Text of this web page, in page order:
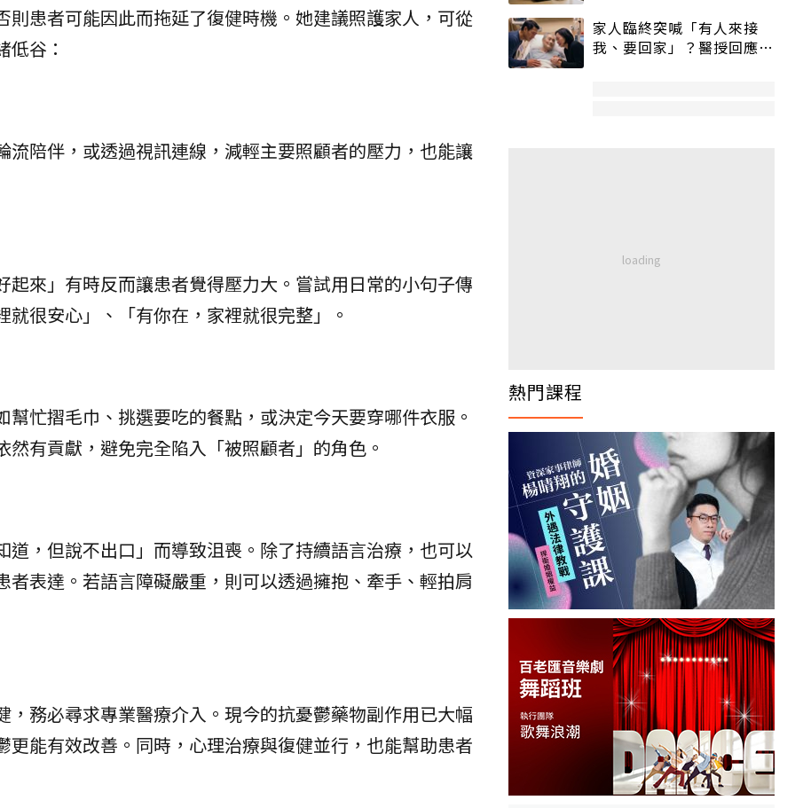
則患者可能因此而拖延了復健時機。她建議照護家人，可從
谷：
陪伴，或透過視訊連線，減輕主要照顧者的壓力，也能讓
來」有時反而讓患者覺得壓力大。嘗試用日常的小句子傳
很安心」、「有你在，家裡就很完整」。
忙摺毛巾、挑選要吃的餐點，或決定今天要穿哪件衣服。
有貢獻，避免完全陷入「被照顧者」的角色。
道，但說不出口」而導致沮喪。除了持續語言治療，也可以
者表達。若語言障礙嚴重，則可以透過擁抱、牽手、輕拍肩
，務必尋求專業醫療介入。現今的抗憂鬱藥物副作用已大幅
更能有效改善。同時，心理治療與復健並行，也能幫助患者
家人臨終突喊「有人來接
我、要回家」？醫授回應方
熱門課程